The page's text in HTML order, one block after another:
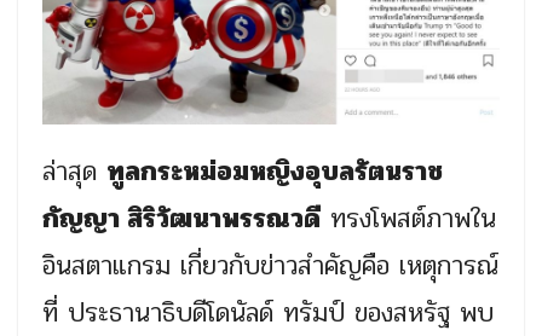
ล่าสุด ทูลกระหม่อมหญิงอุบลรัตนราช
กัญญา สิริวัฒนาพรรณวดี ทรงโพสต์ภาพใน
อินสตาแกรม เกี่ยวกับข่าวสำคัญคือ เหตุการณ์
ที่ ประธานาธิบดีโดนัลด์ ทรัมป์ ของสหรัฐ พบ